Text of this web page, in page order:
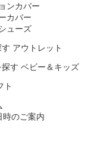
ンカバー
カバー
ューズ
アウトレット
ベビー＆キッズ
ト
時のご案内